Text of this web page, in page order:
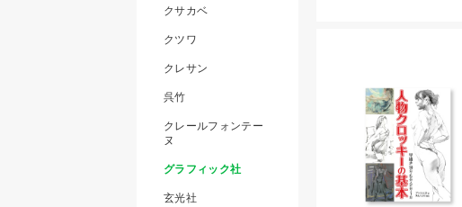
クサカベ
クツワ
クレサン
呉竹
クレールフォンテー
ヌ
グラフィック社
玄光社